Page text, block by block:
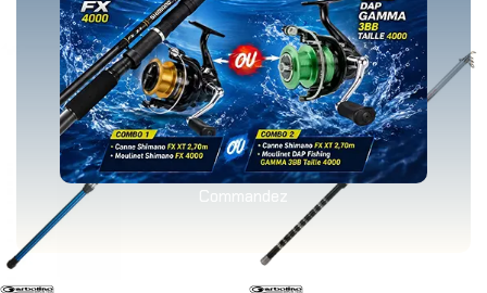
Commandez